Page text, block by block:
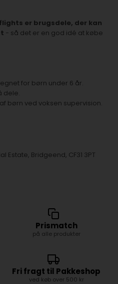
er brugsdele, der kan
- så det er en god idé at købe
for børn under 6 år.
dele.
børn ved voksen supervision.
Estate, Bridgeend, CF31 3PT
Prismatch
på alle produkter
Fri fragt til Pakkeshop
ved køb over 500 kr